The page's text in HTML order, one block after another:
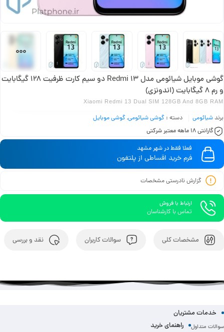
گوشی موبایل شیائومی مدل Redmi 13 دو سیم کارت ظرفیت 128 گیگابایت
و رم 8 گیگابایت (اندونزی)
Xiaomi Redmi 13 Dual SIM 128GB And 8GB RAM
برندشیائومی دسته : گوشی شیائومی,گوشی موبایل
گارانتی 18 ماهه معتبر شرکتی
فعلا فقط در شهر مشهد
فرم خرید اقساطی از پلتفون
گزارش نادرستی مشخصات
ارتباط با فروش
تماس با کارشناسان
مشخصات کلی سوالات کاربران نقد و بررسی
خدمات مشتریان
سوالات متداول راهنمای خرید